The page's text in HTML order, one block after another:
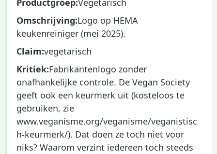
Productgroep:Vegetarisch
Omschrijving:Logo op HEMA
keukenreiniger (mei 2025).
Claim:vegetarisch
Kritiek:Fabrikantenlogo zonder
onafhankelijke controle. De Vegan Society
geeft ook een keurmerk uit (kosteloos te
gebruiken, zie
www.veganisme.org/veganisme/veganistisc
h-keurmerk/). Dat doen ze toch niet voor
niks? Waarom verzint iedereen toch steeds